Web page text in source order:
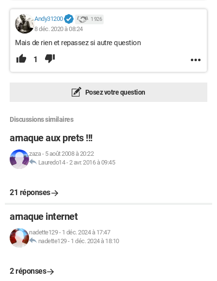
Andy31200 1 926
8 déc. 2020 à 08:24
Mais de rien et repassez si autre question
1
Posez votre question
Discussions similaires
arnaque aux prets !!!
zaza- 5 août 2008 à 20:22
Lauredo14-2 avr. 2016 à 09:45
21 réponses
arnaque internet
nadette129- 1 déc. 2024 à 17:47
nadette129- 1 déc. 2024 à 18:10
2 réponses